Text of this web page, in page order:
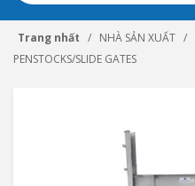
Trang nhất NHÀ SẢN XUẤT
PENSTOCKS/SLIDE GATES